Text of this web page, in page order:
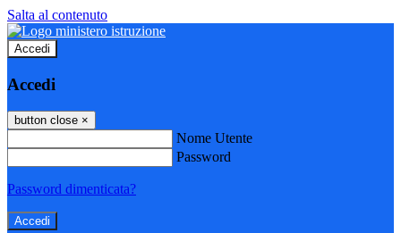
Salta al contenuto
Accedi
Accedi
button close ×
Nome Utente
Password
Password dimenticata?